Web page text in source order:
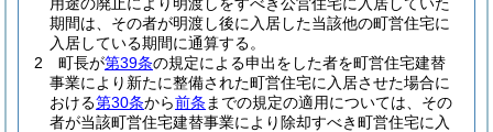
期間は、その者が明渡し後に入居した当該他の町営住宅に
入居している期間に通算する。
2
町長が第39条の規定による申出をした者を町営住宅建替
事業により新たに整備された町営住宅に入居させた場合に
おける第30条から前条 までの規定の適用については、その
者が当該町営住宅建替事業により除却すべき町営住宅に入